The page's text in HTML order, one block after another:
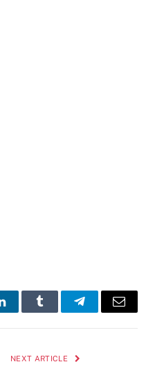
Tumblr TelegramEmail
NEXT ARTICLE